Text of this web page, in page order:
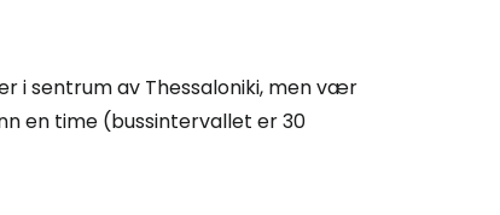
i sentrum av Thessaloniki, men vær
en time (bussintervallet er 30